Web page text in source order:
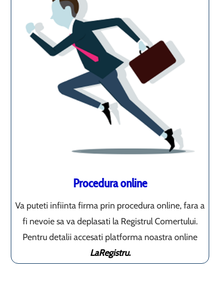
Procedura online
Va puteti infiinta firma prin procedura online, fara a
fi nevoie sa va deplasati la Registrul Comertului.
Pentru detalii accesati platforma noastra online
LaRegistru.